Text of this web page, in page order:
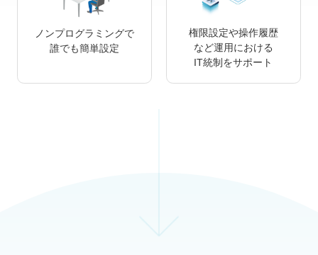
ノンプログラミングで
誰でも簡単設定
権限設定や操作履歴
など運用における
IT統制をサポート